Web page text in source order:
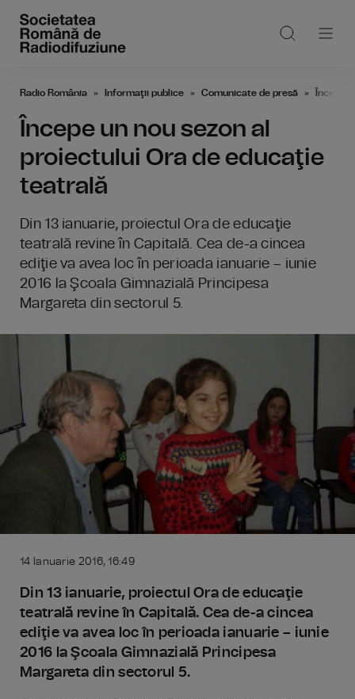
Radio România Informaţii publice Comunicate de presă Începe
Începe un nou sezon al
proiectului Ora de educaţie
teatrală
Din 13 ianuarie, proiectul Ora de educaţie
teatrală revine în Capitală. Cea de-a cincea
ediţie va avea loc în perioada ianuarie – iunie
2016 la Şcoala Gimnazială Principesa
Margareta din sectorul 5.
14 Ianuarie 2016, 16:49
Din 13 ianuarie, proiectul Ora de educaţie
teatrală revine în Capitală. Cea de-a cincea
ediţie va avea loc în perioada ianuarie – iunie
2016 la Şcoala Gimnazială Principesa
Margareta din sectorul 5.